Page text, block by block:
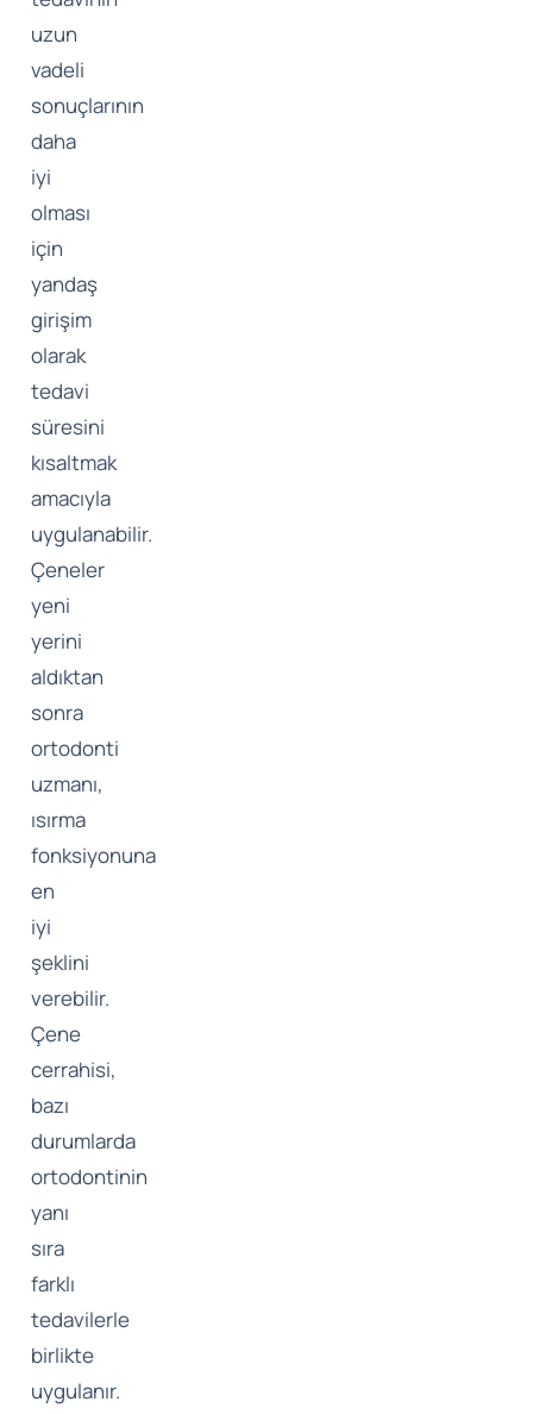
uzun
vadeli
sonuçlarının
daha
iyi
olması
için
yandaş
girişim
olarak
tedavi
süresini
kısaltmak
amacıyla
uygulanabilir.
Çeneler
yeni
yerini
aldıktan
sonra
ortodonti
uzmanı,
ısırma
fonksiyonuna
en
iyi
şeklini
verebilir.
Çene
cerrahisi,
bazı
durumlarda
ortodontinin
yanı
sıra
farklı
tedavilerle
birlikte
uygulanır.